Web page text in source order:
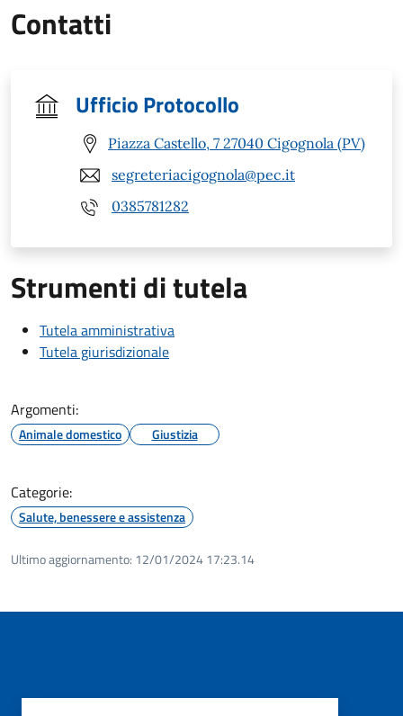
Contatti
Ufficio Protocollo
Piazza Castello, 7 27040 Cigognola (PV)
segreteriacigognola@pec.it
0385781282
Strumenti di tutela
Tutela amministrativa
Tutela giurisdizionale
Argomenti:
Animale domestico Giustizia
Categorie:
Salute, benessere e assistenza
Ultimo aggiornamento: 12/01/2024 17:23.14